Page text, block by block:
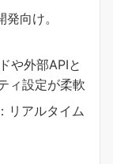
向け。
や外部APIと
ィ設定が柔軟
：リアルタイム